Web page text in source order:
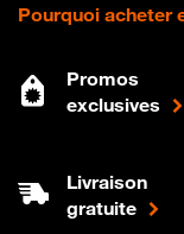
Pourquoi acheter
Promos
exclusives
Livraison
gratuite